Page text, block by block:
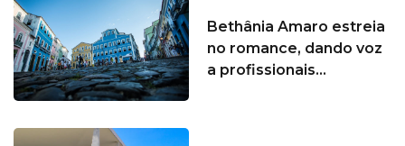
Bethânia Amaro estreia
no romance, dando voz
a profissionais...